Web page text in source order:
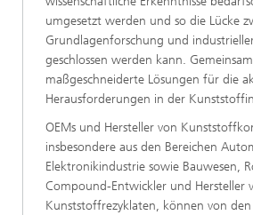
umgesetzt werden und so die Lücke
Grundlagenforschung und
geschlossen werden kann.
maßgeschneiderte Lösungen für die
Herausforderungen in der
OEMs und Hersteller von
insbesondere aus den Bereichen
Elektronikindustrie sowie Bauwesen,
Compound-Entwickler und Hersteller
Kunststoffrezyklaten, können von den